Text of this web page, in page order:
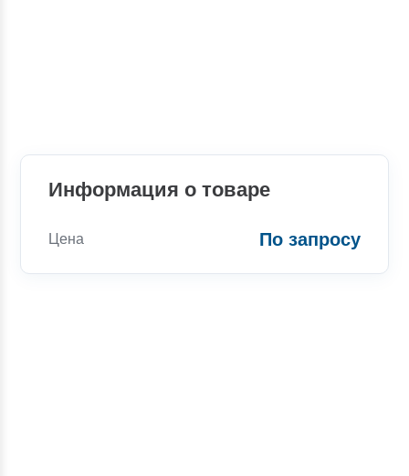
Информация о товаре
Цена По запросу